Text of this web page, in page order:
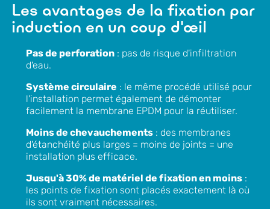
Les avantages de la fixation par
induction en un coup d'œil
Pas de perforation: pas de risque d'infiltration
d'eau.
Système circulaire : le même procédé utilisé pour
l'installation permet également de démonter
facilement la membrane EPDM pour la réutiliser.
Moins de chevauchements: des membranes
d'étanchéité plus larges = moins de joints = une
installation plus efficace.
Jusqu'à 30% de matériel de fixation en moins:
les points de fixation sont placés exactement là où
ils sont vraiment nécessaires.